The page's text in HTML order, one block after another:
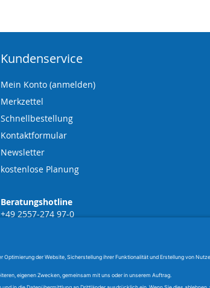
Kundenservice
Mein Konto (anmelden)
Merkzettel
Schnellbestellung
Kontaktformular
Newsletter
kostenlose Planung
Beratungshotline
+49 2557-274 97-0
Ausführliche Beratung und Planung nur
nach Terminvereinbarung.